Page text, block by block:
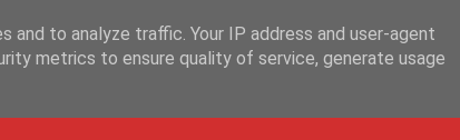
to analyze traffic. Your IP address and user-agent
metrics to ensure quality of service, generate usage